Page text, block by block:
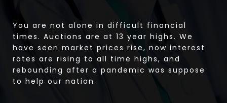
You are not alone in difficult financial
times. Auctions are at 13 year highs. We
have seen market prices rise, now interest
rates are rising to all time highs, and
rebounding after a pandemic was suppose
to help our nation.